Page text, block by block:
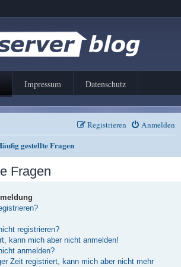
Impressum Datenschutz
Anmelden
Registrieren
gestellte Fragen
Fragen
registrieren?
kann mich aber nicht anmelden!
anmelden?
Zeit registriert, kann mich aber nicht mehr